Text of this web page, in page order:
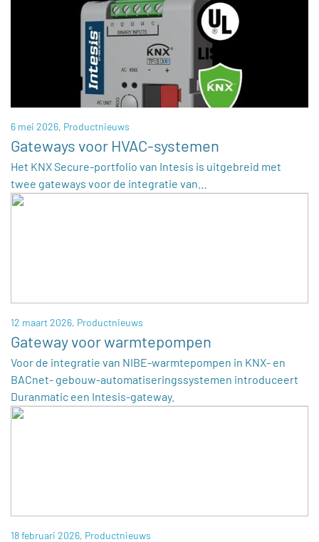
6 mei 2026, Productnieuws
Gateways voor HVAC-systemen
Het KNX Secure-portfolio van Intesis is uitgebreid met
twee gateways voor de integratie van…
12 maart 2026, Productnieuws
Gateway voor warmtepompen
Voor de integratie van NIBE-warmtepompen in KNX- en
BACnet- gebouw-automatiseringssystemen introduceert
Duranmatic een Intesis-gateway.
18 februari 2026, Productnieuws